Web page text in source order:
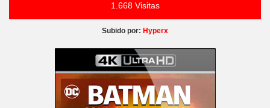
1.668 Visitas
Subido por: Hyperx